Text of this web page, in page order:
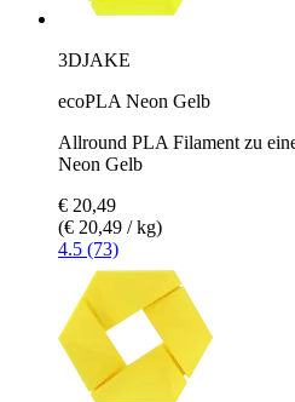
3DJAKE
ecoPLA Neon Gelb
Allround PLA Filament zu
Neon Gelb
€ 20,49
(€ 20,49 / kg)
4.5 (73)